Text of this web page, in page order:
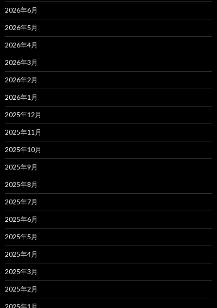
2026年6月
2026年5月
2026年4月
2026年3月
2026年2月
2026年1月
2025年12月
2025年11月
2025年10月
2025年9月
2025年8月
2025年7月
2025年6月
2025年5月
2025年4月
2025年3月
2025年2月
2025年1月